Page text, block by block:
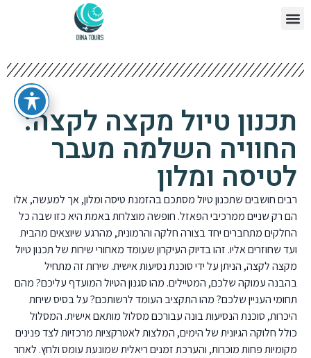
תכנון טיול מקצה לקצה:
החוויה השלמה מעבר
לטיסה ומלון
רבים חושבים שתכנון טיול מסתכם בהזמנת טיסה ומלון, אך למעשה, אלו
הם רק שניים ממרכיבי הפאזל. חופשה מוצלחת באמת היא כזו שבה כל
החלקים מתחברים יחד בצורה חלקה והרמונית, מהרגע שיוצאים מהבית
ועד שחוזרים אליו. זהו בדיוק העיקרון שעומד מאחורי שירות של תכנון טיול
מקצה לקצה, הניתן על ידי סוכנת נסיעות אישית. שירות זה מתחיל
בהבנה עמוקה שלכם, המטיילים. מהו סגנון הטיול המועדף עליכם? מהם
תחומי העניין שלכם? מהו התקציב העומד לרשותכם? על בסיס שיחת
היכרות, סוכנת הנסיעות בונה עבורכם מסלול מותאם אישית. המסלול
כולל חלוקה הגיונית של הימים, המלצות לאטרקציות מרכזיות לצד פנינים
מקומיות פחות מוכרות, והערכת זמנים ריאלית שמונעת עומס ולחץ. לאחר